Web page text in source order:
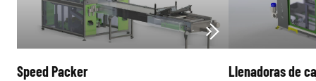
Speed Packer Llenadoras de